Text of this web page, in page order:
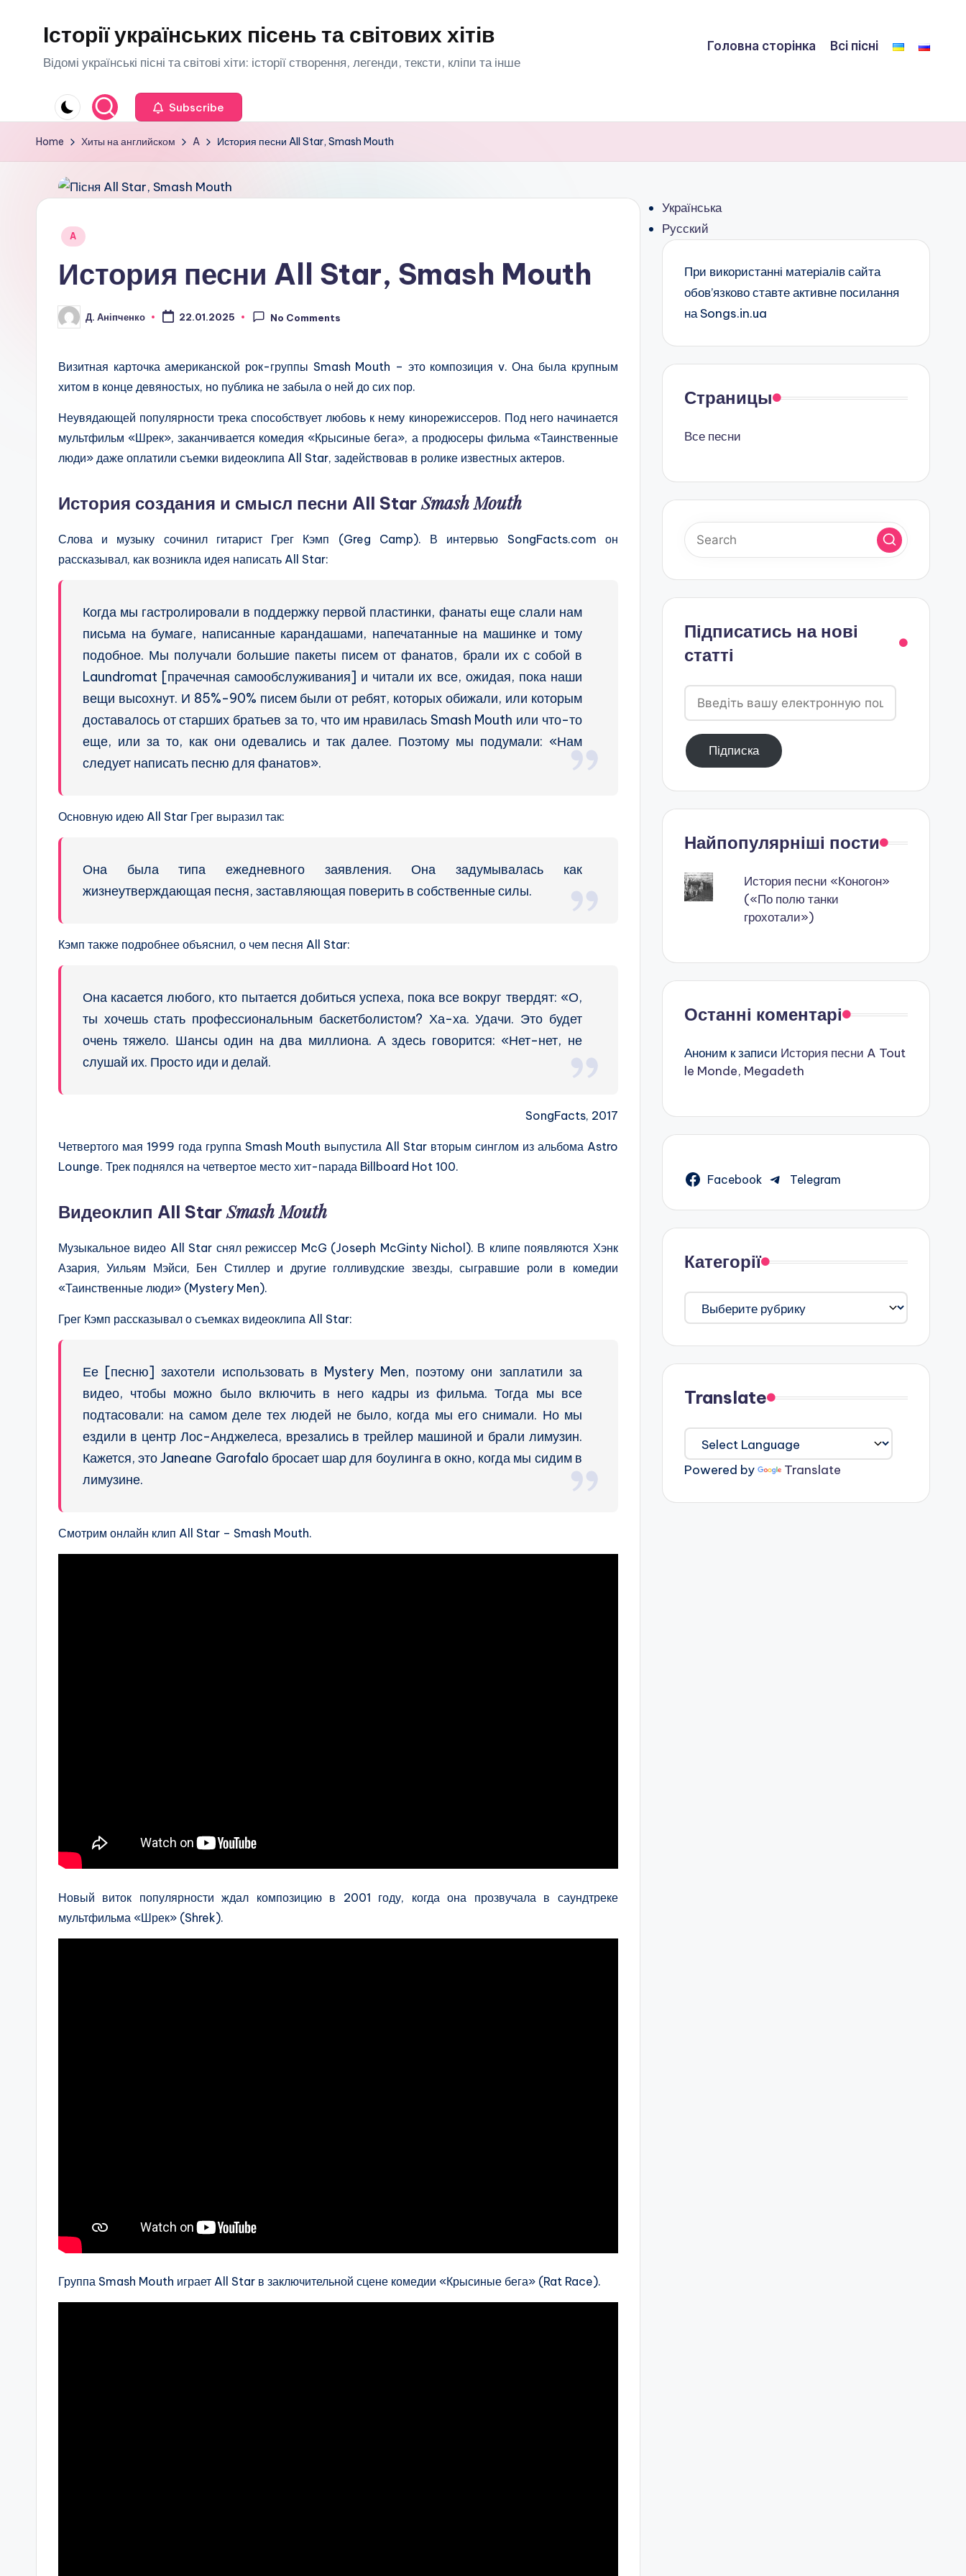
Історії українських пісень та світових хітів
Відомі українські пісні та світові хіти: історії створення, легенди, тексти, кліпи та інше
Головна сторінка Всі пісні
Subscribe
Home Хиты на английском A История песни All Star, Smash Mouth
Posted
A
История песни All Star, Smash Mouth
Posted
by
Д. Аніпченко 22.01.2025 No Comments
Визитная карточка американской рок-группы Smash Mouth – это композиция v. Она была крупным
хитом в конце девяностых, но публика не забыла о ней до сих пор.
Неувядающей популярности трека способствует любовь к нему кинорежиссеров. Под него начинается
мультфильм «Шрек», заканчивается комедия «Крысиные бега», а продюсеры фильма «Таинственные
люди» даже оплатили съемки видеоклипа All Star, задействовав в ролике известных актеров.
История создания и смысл песни All StarSmash Mouth
Слова и музыку сочинил гитарист Грег Кэмп (Greg Camp). В интервью SongFacts.com он
рассказывал, как возникла идея написать All Star:
Когда мы гастролировали в поддержку первой пластинки, фанаты еще слали нам
письма на бумаге, написанные карандашами, напечатанные на машинке и тому
подобное. Мы получали большие пакеты писем от фанатов, брали их с собой в
Laundromat [прачечная самообслуживания] и читали их все, ожидая, пока наши
вещи высохнут. И 85%-90% писем были от ребят, которых обижали, или которым
доставалось от старших братьев за то, что им нравилась Smash Mouth или что-то
еще, или за то, как они одевались и так далее. Поэтому мы подумали: «Нам
следует написать песню для фанатов».
Основную идею All Star Грег выразил так:
Она была типа ежедневного заявления. Она задумывалась как
жизнеутверждающая песня, заставляющая поверить в собственные силы.
Кэмп также подробнее объяснил, о чем песня All Star:
Она касается любого, кто пытается добиться успеха, пока все вокруг твердят: «О,
ты хочешь стать профессиональным баскетболистом? Ха-ха. Удачи. Это будет
очень тяжело. Шансы один на два миллиона. А здесь говорится: «Нет-нет, не
слушай их. Просто иди и делай.
SongFacts, 2017
Четвертого мая 1999 года группа Smash Mouth выпустила All Star вторым синглом из альбома Astro
Lounge. Трек поднялся на четвертое место хит-парада Billboard Hot 100.
Видеоклип All StarSmash Mouth
Музыкальное видео All Star снял режиссер McG (Joseph McGinty Nichol). В клипе появляются Хэнк
Азария, Уильям Мэйси, Бен Стиллер и другие голливудские звезды, сыгравшие роли в комедии
«Таинственные люди» (Mystery Men).
Грег Кэмп рассказывал о съемках видеоклипа All Star:
Ее [песню] захотели использовать в Mystery Men, поэтому они заплатили за
видео, чтобы можно было включить в него кадры из фильма. Тогда мы все
подтасовали: на самом деле тех людей не было, когда мы его снимали. Но мы
ездили в центр Лос-Анджелеса, врезались в трейлер машиной и брали лимузин.
Кажется, это Janeane Garofalo бросает шар для боулинга в окно, когда мы сидим в
лимузине.
Смотрим онлайн клип All Star – Smash Mouth.
Новый виток популярности ждал композицию в 2001 году, когда она прозвучала в саундтреке
мультфильма «Шрек» (Shrek).
Группа Smash Mouth играет All Star в заключительной сцене комедии «Крысиные бега» (Rat Race).
Українська
Русский
При використанні матеріалів сайта
обов’язково ставте активне посилання
на Songs.in.ua
Страницы
Все песни
Підписатись на нові
статті
Введіть
вашу
електронную
поштуПідписка
Найпопулярніші пости
История песни «Коногон»
(«По полю танки
грохотали»)
Останні коментарі
Аноним к записи История песни A Tout
le Monde, Megadeth
Facebook Telegram
Категорії
Категорії
Translate
Powered by Translate